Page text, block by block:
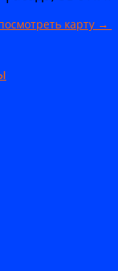
карту →